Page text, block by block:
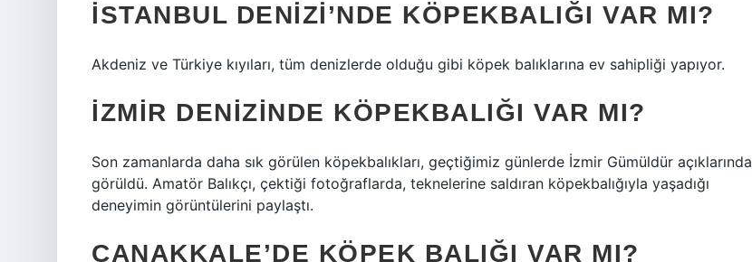
İSTANBUL DENIZI’NDE KÖPEKBALIĞI VAR MI?
Akdeniz ve Türkiye kıyıları, tüm denizlerde olduğu gibi köpek balıklarına ev sahipliği yapıyor.
İZMIR DENIZINDE KÖPEKBALIĞI VAR MI?
Son zamanlarda daha sık görülen köpekbalıkları, geçtiğimiz günlerde İzmir Gümüldür açıklarında
görüldü. Amatör Balıkçı, çektiği fotoğraflarda, teknelerine saldıran köpekbalığıyla yaşadığı
deneyimin görüntülerini paylaştı.
ÇANAKKALE’DE KÖPEK BALIĞI VAR MI?